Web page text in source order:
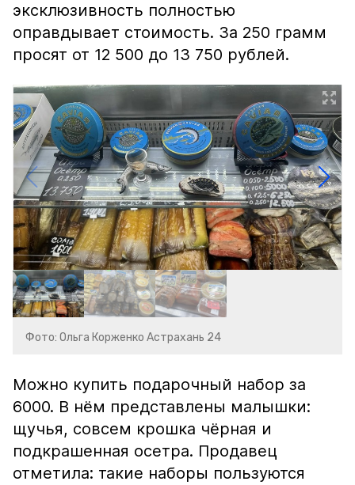
эксклюзивность полностью
оправдывает стоимость. За 250 грамм
просят от 12 500 до 13 750 рублей.
Фото: Ольга Корженко Астрахань 24
Можно купить подарочный набор за
6000. В нём представлены малышки:
щучья, совсем крошка чёрная и
подкрашенная осетра. Продавец
отметила: такие наборы пользуются